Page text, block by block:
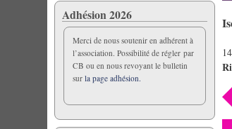
Adhésion 2026
Merci de nous soutenir en adhérent à
l’association. Possibilité de régler par
CB ou en nous revoyant le bulletin
surla page adhésion.